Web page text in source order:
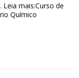
mais:Curso de
Químico